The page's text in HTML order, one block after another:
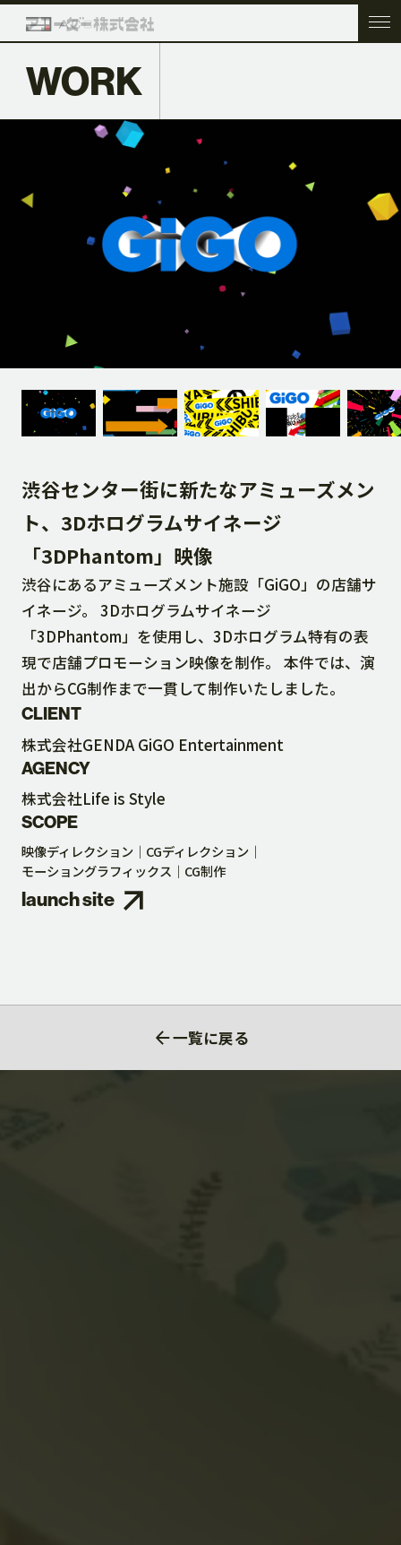
TOP
SERVICE
ACC BLOG
DOWNLOAD
CONTACT
RECRUIT SITE
WORK
渋谷センター街に新たなアミューズメン
ト、3Dホログラムサイネージ
「3DPhantom」映像
渋谷にあるアミューズメント施設「GiGO」の店舗サ
イネージ。 3Dホログラムサイネージ
「3DPhantom」を使用し、3Dホログラム特有の表
現で店舗プロモーション映像を制作。 本件では、演
出からCG制作まで一貫して制作いたしました。
CLIENT
株式会社GENDA GiGO Entertainment
AGENCY
株式会社Life is Style
SCOPE
映像ディレクション
CGディレクション
モーショングラフィックス
CG制作
launch site
一覧に戻る